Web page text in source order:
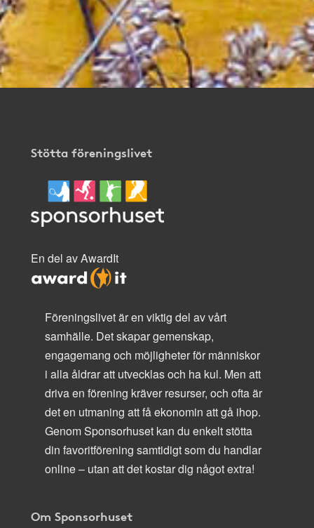
Stötta föreningslivet
En del av AwardIt
Föreningslivet är en viktig del av vårt
samhälle. Det skapar gemenskap,
engagemang och möjligheter för människor
i alla åldrar att utvecklas och ha kul. Men att
driva en förening kräver resurser, och ofta är
det en utmaning att få ekonomin att gå ihop.
Genom Sponsorhuset kan du enkelt stötta
din favoritförening samtidigt som du handlar
online – utan att det kostar dig något extra!
Om Sponsorhuset